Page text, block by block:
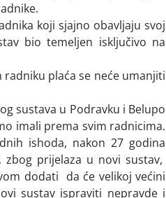
koji sjajno obavljaju svoj
bio temeljen isključivo na
plaća se neće umanjiti
sustava u Podravku i Belupo
imali prema svim radnicima.
ishoda, nakon 27 godina
prijelaza u novi sustav,
dodati da će velikoj većini
sustav ispraviti nepravde i